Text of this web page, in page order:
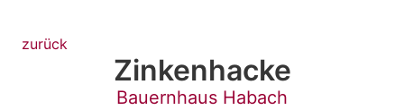
zurück
Zinkenhacke
Bauernhaus Habach